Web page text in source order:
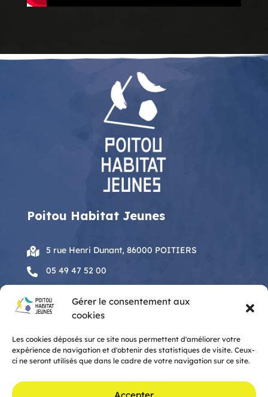
Gérer le consentement aux
cookies
Les cookies déposés sur ce site nous permettent d'améliorer votre
expérience de navigation et d'obtenir des statistiques de visite. Ceux-
ci ne seront utilisés que dans le cadre de votre navigation sur ce site.
Accepter
Poitou Habitat Jeunes

5 rue Henri Dunant, 86000 POITIERS

05 49 47 52 00
Du lundi au vendredi :
de 9h00 à 13h